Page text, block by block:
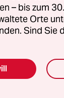
rennen,
der
– bis zum
Orte
Sind Sie